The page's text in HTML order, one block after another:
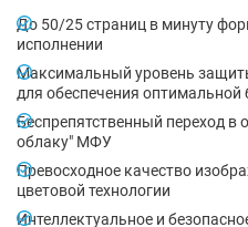
До 50/25 страниц в минуту
исполнении
Максимальный уровень
для обеспечения оптимальной
Беспрепятственный переход в
облаку" МФУ
Превосходное качество
цветовой технологии
Интеллектуальное и